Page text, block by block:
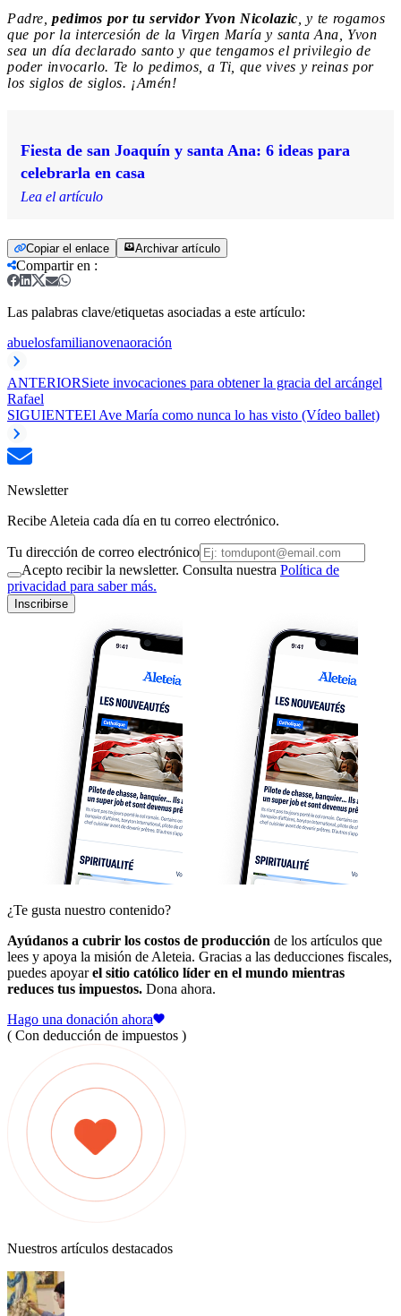
Padre, pedimos por tu servidor Yvon Nicolazic , y te rogamos
que por la intercesión de la Virgen María y santa Ana, Yvon
sea un día declarado santo y que tengamos el privilegio de
poder invocarlo. Te lo pedimos, a Ti, que vives y reinas por
los siglos de siglos. ¡Amén!
Fiesta de san Joaquín y santa Ana: 6 ideas para
celebrarla en casa
Lea el artículo
Copiar el enlace Archivar artículo
Compartir en :
Las palabras clave/etiquetas asociadas a este artículo:
abuelosfamilianovenaoración
ANTERIORSiete invocaciones para obtener la gracia del arcángel
Rafael
SIGUIENTEEl Ave María como nunca lo has visto (Vídeo ballet)
Newsletter
Recibe Aleteia cada día en tu correo electrónico.
Tu dirección de correo electrónico
Acepto recibir la newsletter. Consulta nuestra Política de
privacidad para saber más.
Inscribirse
¿Te gusta nuestro contenido?
Ayúdanos a cubrir los costos de producción de los artículos que
lees y apoya la misión de Aleteia. Gracias a las deducciones fiscales,
puedes apoyarel sitio católico líder en el mundo mientras
reduces tus impuestos. Dona ahora.
Hago una donación ahora
( Con deducción de impuestos )
Nuestros artículos destacados